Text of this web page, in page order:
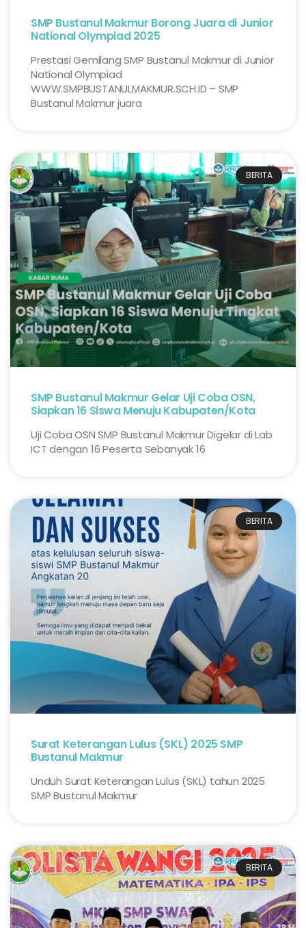
SMP Bustanul Makmur Borong Juara di Junior
National Olympiad 2025
Prestasi Gemilang SMP Bustanul Makmur di Junior
National Olympiad
WWW.SMPBUSTANULMAKMUR.SCH.ID – SMP
Bustanul Makmur juara
BERITA
SMP Bustanul Makmur Gelar Uji Coba OSN,
Siapkan 16 Siswa Menuju Kabupaten/Kota
Uji Coba OSN SMP Bustanul Makmur Digelar di Lab
ICT dengan 16 Peserta Sebanyak 16
BERITA
Surat Keterangan Lulus (SKL) 2025 SMP
Bustanul Makmur
Unduh Surat Keterangan Lulus (SKL) tahun 2025
SMP Bustanul Makmur
BERITA